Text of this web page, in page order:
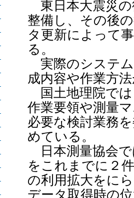
東日本大震災の
整備し、その後
タ更新によって
る。
実際のシステ
成内容や作業方
国土地理院では
作業要領や測量
必要な検討業務
めている。
日本測量協会で
をこれまでに２
の利用拡大をに
データ取得時の